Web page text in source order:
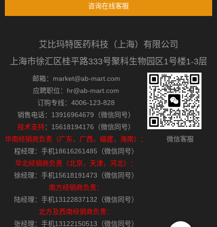
咨询在线客服
艾比玛特医药科技（上海）有限公司
上海市徐汇区桂平路333号聚科生物园区1号楼1-3层
邮箱：market@ab-mart.com
应聘职位：hr@ab-mart.com
订购专线：4006-123-828
销售电话：13916964679（微信同号）
技术支持：15618194176（微信同号）
华南经销商负责（广东，广西，福建，海南）：
程经理：手机18616261485（微信同号）
华北经销商负责（北京，天津，河北）：
徐经理：手机15618191473（微信同号）
南方经销商负责：
陆经理：手机13122837132（微信同号）
北方及西南经销商负责：
张经理：手机13122150513（微信同号）
微信客服